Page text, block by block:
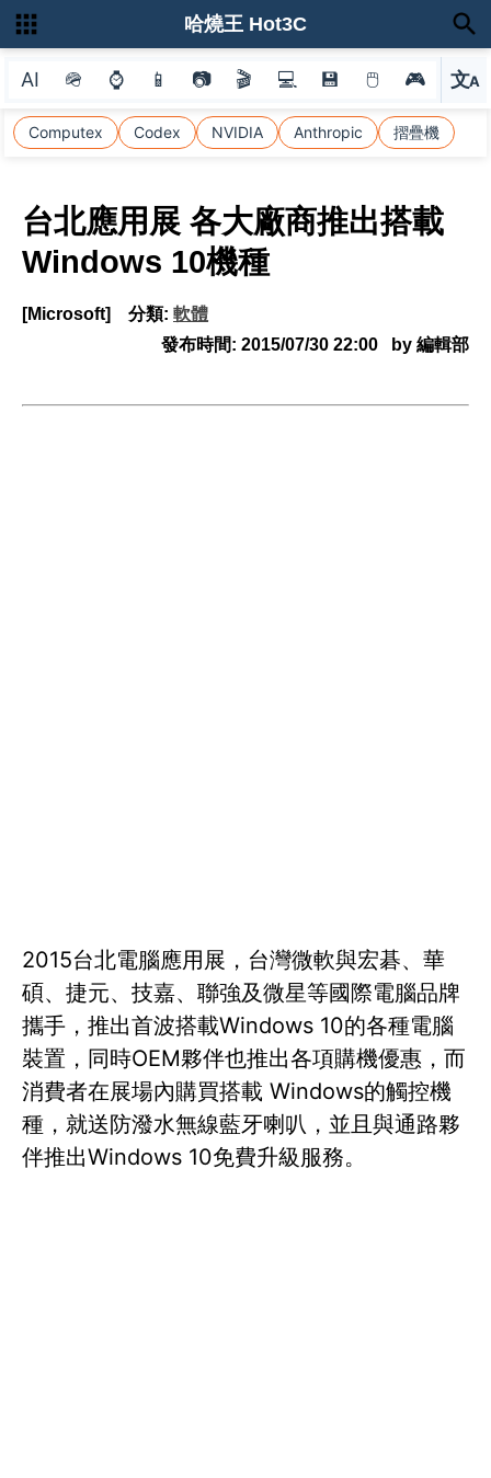
AI 🪖 ⌚ 📱 📷 🎬 💻 💾 🖱 🎮 文A
選
Computex Codex NVIDIA Anthropic 摺疊機
哈燒王 Hot3C
台北應用展 各大廠商推出搭載
Windows 10機種
[Microsoft] 分類: 軟體
發布時間: 2015/07/30 22:00 by 編輯部
2015台北電腦應用展，台灣微軟與宏碁、華
碩、捷元、技嘉、聯強及微星等國際電腦品牌
攜手，推出首波搭載Windows 10的各種電腦
裝置，同時OEM夥伴也推出各項購機優惠，而
消費者在展場內購買搭載 Windows的觸控機
種，就送防潑水無線藍牙喇叭，並且與通路夥
伴推出Windows 10免費升級服務。